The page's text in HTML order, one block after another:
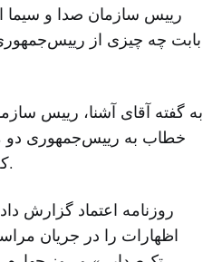
رییس سازمان صدا و سیما
بابت چه چیزی از
به گفته آقای آشنا، رییس
خطاب به رییس‌جمهوری دو
که این مبلغ را پرداخت کند.
روزنامه اعتماد گزارش
اظهارات را در جریان